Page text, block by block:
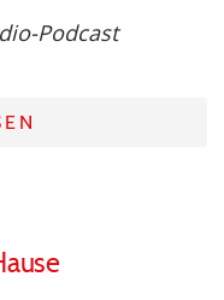
Podcast